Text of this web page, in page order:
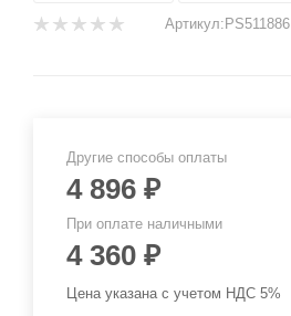
Артикул: PS511886
Другие способы оплаты
4 896 ₽
При оплате наличными
4 360 ₽
Цена указана с учетом НДС 5%